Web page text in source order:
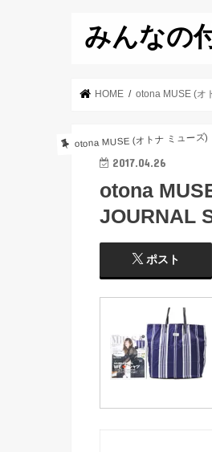
みんなの
HOME otona MUSE (オ
otona MUSE (オトナ ミューズ)
2017.04.26
otona
JOURNAL
ポスト